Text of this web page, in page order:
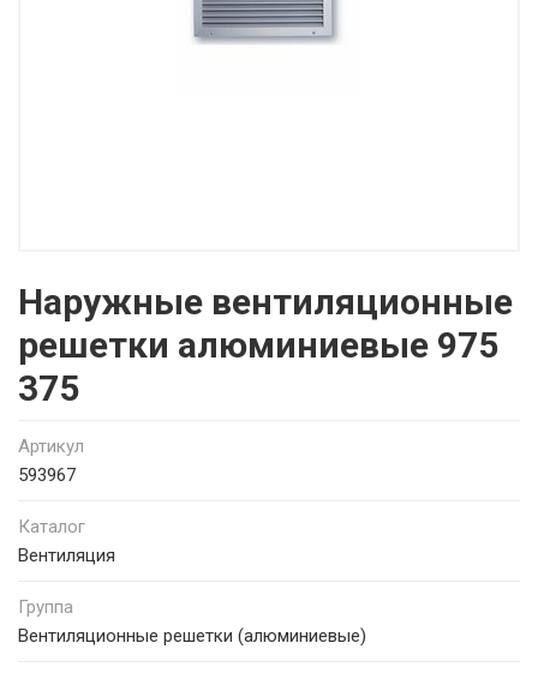
Наружные вентиляционные
решетки алюминиевые 975
375
Артикул
593967
Каталог
Вентиляция
Группа
Вентиляционные решетки (алюминиевые)